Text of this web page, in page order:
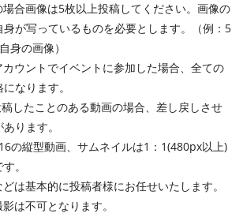
合画像は5枚以上投稿してください。画像の
身が写っているものを必要とします。（例：5
身の画像）
ウントでイベントに参加した場合、全ての
なります。
したことのある動画の場合、差し戻しさせ
ります。
の縦型動画、サムネイルは1：1(480px以上)
。
は基本的に投稿者様にお任せいたします。
は不可となります。